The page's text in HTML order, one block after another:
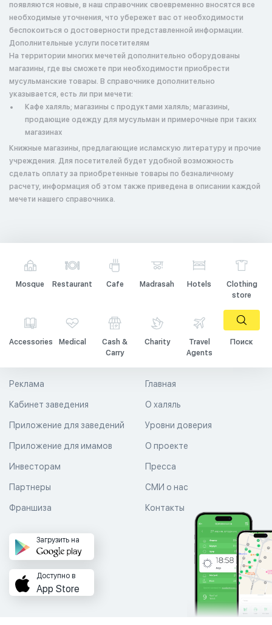
появляются новые, в наш справочник своевременно вносятся все
необходимые уточнения, что убережет вас от необходимости
беспокоиться о достоверности представленной информации.
Дополнительные услуги посетителям
На территории многих мечетей дополнительно оборудованы
магазины, где вы сможете при необходимости приобрести
мусульманские товары. В справочнике дополнительно
указывается, есть ли при мечети:
Кафе халяль; магазины с продуктами халяль; магазины,
продающие одежду для мусульман и примерочные при таких
магазинах
Книжные магазины, предлагающие исламскую литературу и прочие
учреждения. Для посетителей будет удобной возможность
сделать оплату за приобретенные товары по безналичному
расчету, информация об этом также приведена в описании каждой
мечети нашего справочника.
Mosque Restaurant Cafe Madrasah Hotels
Clothing
store
Accessories Medical
Cash &
Carry
Charity
Travel
Agents
Поиск
Главная
О халяль
Уровни доверия
Реклама
Кабинет заведения
Приложение для заведений
Приложение для имамов О проекте
Пресса
СМИ о нас
Контакты
Инвесторам
Партнеры
Франшиза
Загрузить на
Доступно в
App Store